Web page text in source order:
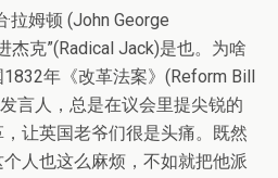
拉姆顿 (John George
杰克”(Radical Jack)是也。为啥
年《改革法案》(Reform Bill
言人，总是在议会里提尖锐的
让英国老爷们很是头痛。既然
人也这么麻烦，不如就把他派